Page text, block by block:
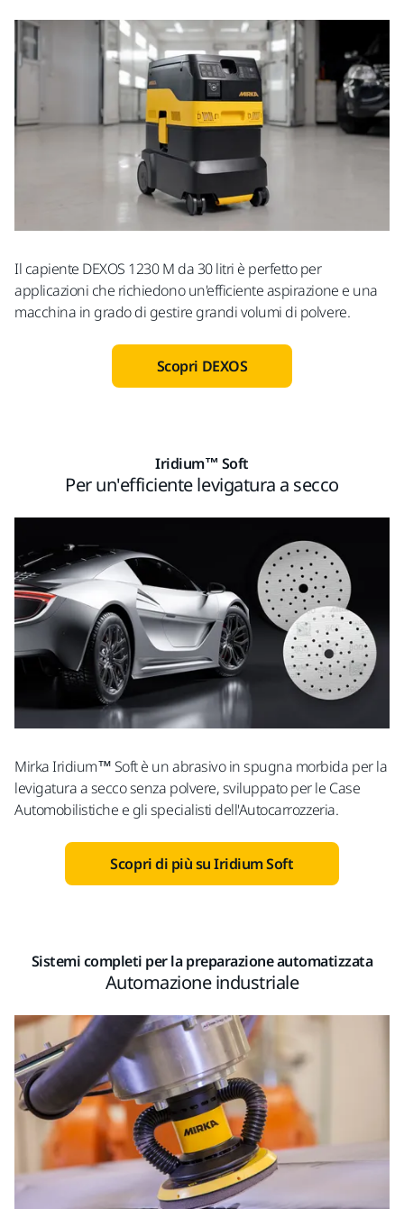
Il capiente DEXOS 1230 M da 30 litri è perfetto per
applicazioni che richiedono un'efficiente aspirazione e una
macchina in grado di gestire grandi volumi di polvere.
Scopri DEXOS
Iridium™ Soft
Per un'efficiente levigatura a secco
Mirka Iridium™ Soft è un abrasivo in spugna morbida per la
levigatura a secco senza polvere, sviluppato per le Case
Automobilistiche e gli specialisti dell'Autocarrozzeria.
Scopri di più su Iridium Soft
Sistemi completi per la preparazione automatizzata
Automazione industriale